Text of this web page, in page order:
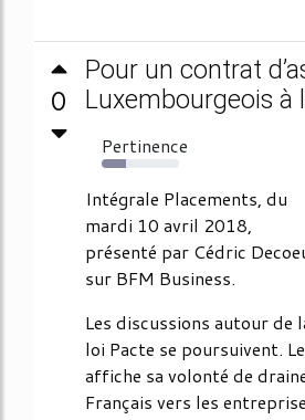
0
Pour un contrat
Luxembourgeois à
Pertinence
32%
Intégrale Placements, du
mardi 10 avril 2018,
présenté par Cédric
sur BFM Business.
Les discussions autour de
loi Pacte se poursuivent.
affiche sa volonté de
Français vers les